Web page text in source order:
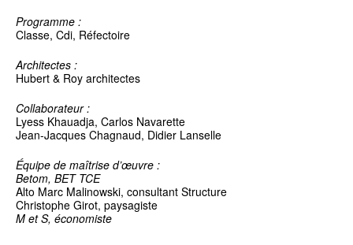
Programme :
Classe, Cdi, Réfectoire
Architectes :
Hubert & Roy architectes
Collaborateur :
Lyess Khauadja, Carlos Navarette
Jean-Jacques Chagnaud, Didier Lanselle
Équipe de maîtrise d’œuvre :
Betom, BET TCE
Alto Marc Malinowski, consultant Structure
Christophe Girot, paysagiste
M et S, économiste